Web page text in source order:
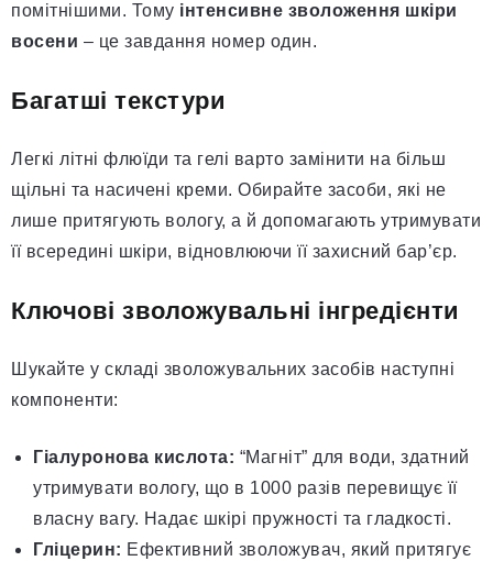
помітнішими. Тому інтенсивне зволоження шкіри
восени – це завдання номер один.
Багатші текстури
Легкі літні флюїди та гелі варто замінити на більш
щільні та насичені креми. Обирайте засоби, які не
лише притягують вологу, а й допомагають утримувати
її всередині шкіри, відновлюючи її захисний бар’єр.
Ключові зволожувальні інгредієнти
Шукайте у складі зволожувальних засобів наступні
компоненти:
Гіалуронова кислота: “Магніт” для води, здатний
утримувати вологу, що в 1000 разів перевищує її
власну вагу. Надає шкірі пружності та гладкості.
Гліцерин: Ефективний зволожувач, який притягує